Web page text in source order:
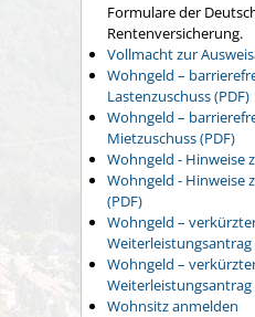
Formulare der
Rentenversicherung.
Vollmacht zur
Wohngeld –
Lastenzuschuss (PDF)
Wohngeld –
Mietzuschuss (PDF)
Wohngeld - Hinweise
Wohngeld - Hinweise
(PDF)
Wohngeld –
Weiterleistungsantrag
Wohngeld –
Weiterleistungsantrag
Wohnsitz anmelden